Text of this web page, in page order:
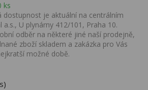
ks
dostupnost je aktuální na centrálním
U plynárny 412/101, Praha 10.
odběr na některé jiné naší prodejně,
zboží skladem a zakázka pro Vás
možné době.